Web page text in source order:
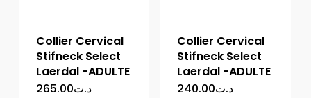
Collier Cervical
Stifneck Select
Laerdal -ADULTE
د.ت265.00
Collier Cervical
Stifneck Select
Laerdal -ADULTE
د.ت240.00